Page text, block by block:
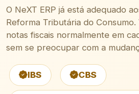
O NeXT ERP já está adequado
Reforma Tributária do Consumo.
notas fiscais normalmente em
sem se preocupar com a
IBS CBS